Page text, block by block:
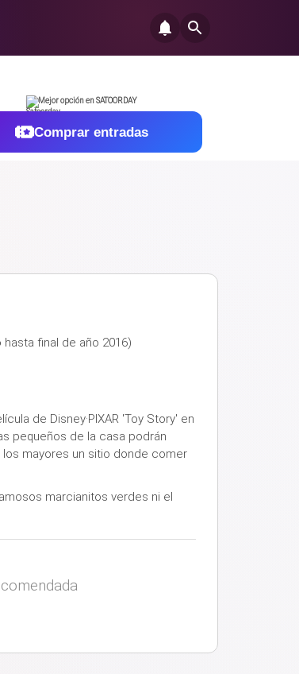
Mejor opción en SATOORDAY
Comprar entradas
final de año 2016)
de Disney·PIXAR 'Toy Story' en
pequeños de la casa podrán
mayores un sitio donde comer
marcianitos verdes ni el